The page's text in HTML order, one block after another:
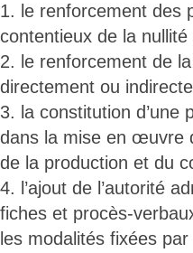
1. le renforcement des
contentieux de la
2. le renforcement de
directement ou
3. la constitution d’une
dans la mise en œuvre
de la production et du
4. l’ajout de l’autorité
fiches et procès-
les modalités fixées par